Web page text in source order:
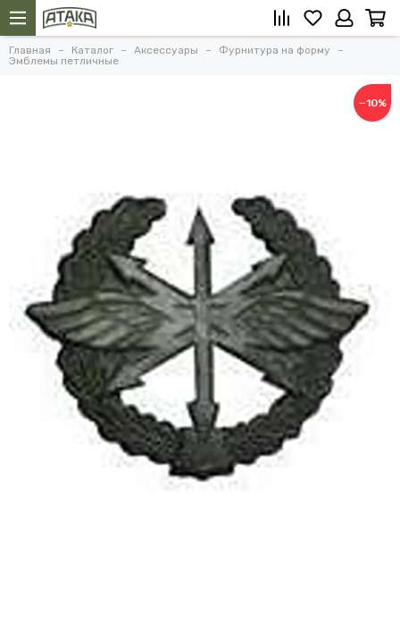
Главная Каталог Аксессуары
Фурнитура на форму
Эмблемы петличные
−10%